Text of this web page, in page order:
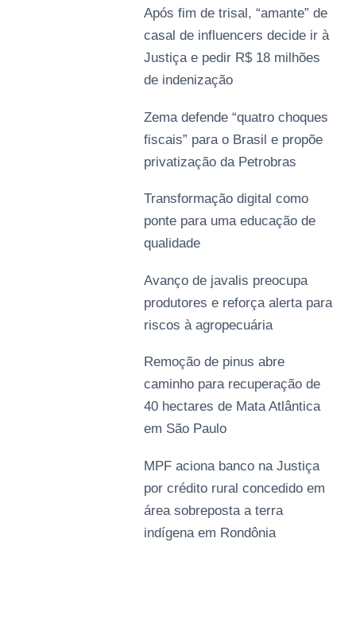
Após fim de trisal, “amante” de
casal de influencers decide ir à
Justiça e pedir R$ 18 milhões
de indenização
Zema defende “quatro choques
fiscais” para o Brasil e propõe
privatização da Petrobras
Transformação digital como
ponte para uma educação de
qualidade
Avanço de javalis preocupa
produtores e reforça alerta para
riscos à agropecuária
Remoção de pinus abre
caminho para recuperação de
40 hectares de Mata Atlântica
em São Paulo
MPF aciona banco na Justiça
por crédito rural concedido em
área sobreposta a terra
indígena em Rondônia